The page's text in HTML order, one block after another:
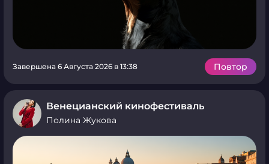
Завершена 6 Августа 2026 в 13:38 Повтор
Венецианский кинофестиваль
Полина Жукова